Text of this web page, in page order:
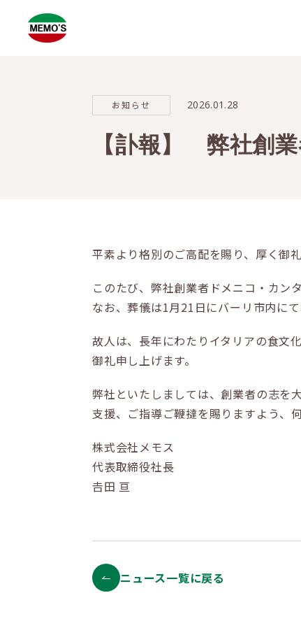
お知らせ 2026.01.28
【訃報】 弊社創
平素より格別のご高配を賜り、厚く御礼
このたび、弊社創業者ドメニコ・カン
なお、葬儀は1月21日にバーリ市内にて
故人は、長年にわたりイタリアの食文
御礼申し上げます。
弊社といたしましては、創業者の志を
支援、ご指導ご鞭撻を賜りますよう、
株式会社メモス
代表取締役社長
𠮷田 亘
ニュース一覧に戻る